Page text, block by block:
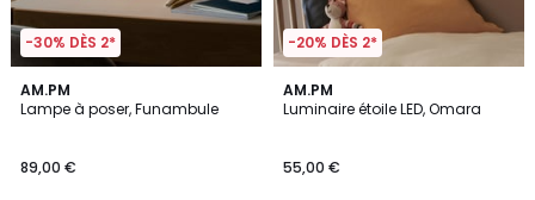
-30% DÈS 2*
AM.PM
Lampe à poser, Funambule
89,00 €
3,5
/ 5
-20% DÈS 2*
AM.PM
Luminaire étoile LED, Omara
55,00 €
4,3
/ 5